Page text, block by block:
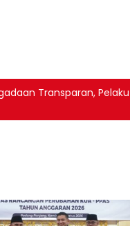
Transparan,